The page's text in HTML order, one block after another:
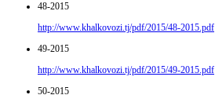
48-2015
http://www.khalkovozi.tj/pdf/2015/48-2015.pdf
49-2015
http://www.khalkovozi.tj/pdf/2015/49-2015.pdf
50-2015